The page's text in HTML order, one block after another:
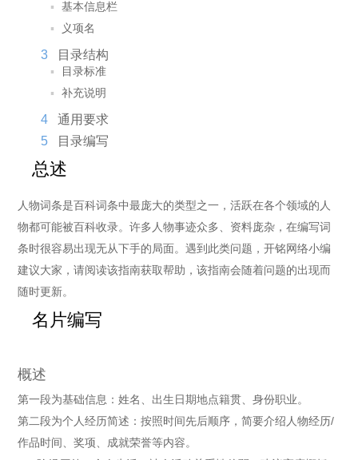
▪
基本信息栏
▪
义项名
3 目录结构
▪
目录标准
▪
补充说明
4
通用要求
5
目录编写
总述
人物词条是百科词条中最庞大的类型之一，活跃在各个领域的人
物都可能被百科收录。许多人物事迹众多、资料庞杂，在编写词
条时很容易出现无从下手的局面。遇到此类问题，开铭网络小编
建议大家，请阅读该指南获取帮助，该指南会随着问题的出现而
随时更新。
名片编写
概述
第一段为基础信息：姓名、出生日期地点籍贯、身份职业。
第二段为个人经历简述：按照时间先后顺序，简要介绍人物经历/
作品时间、奖项、成就荣誉等内容。